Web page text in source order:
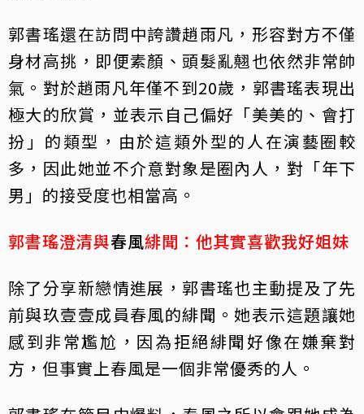
郭書瑤還在訪問中誇讚趙雨凡，形容對方不僅
身材高挑，即便素顏、頭髮亂翹也依然非常帥
氣。對於趙雨凡年僅不到20歲，郭書瑤表現出
極大的欣賞，並表示自己偏好「美美的、會打
扮」的類型，由於這類外型的人在演藝圈較
多，因此她並不介意對象是圈內人，對「年下
男」的接受度也相當高。
郭書瑤澄清與春風緋聞：他其實喜歡我好姐妹
除了分享新戀情進展，郭書瑤也主動提及了先
前與玖壹壹成員春風的緋聞。她表示這題讓她
感到非常尷尬，因為拒絕緋聞好像在嫌棄對
方，但事實上春風是一個非常優秀的人。